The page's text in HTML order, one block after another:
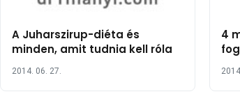
A Juharszirup-diéta és
minden, amit tudnia kell róla
2014. 06. 27.
4